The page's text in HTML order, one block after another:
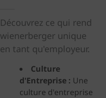
Découvrez ce qui rend
wienerberger unique
en tant qu'employeur.
Culture
d'Entreprise : Une
culture d'entreprise